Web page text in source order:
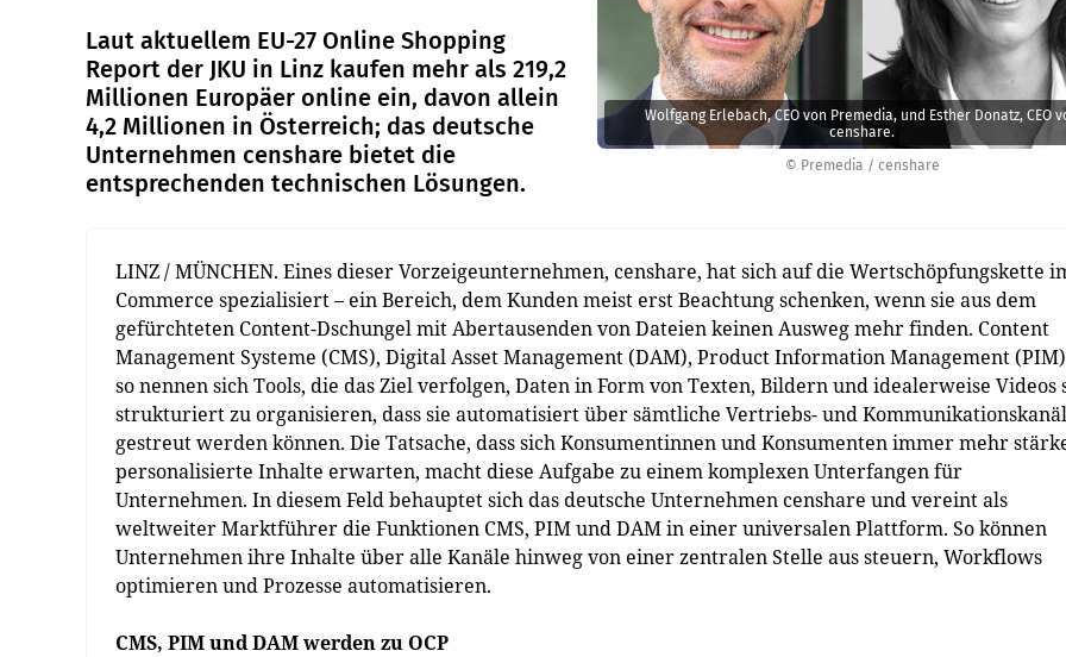
© Premedia / censhare
Wolfgang Erlebach, CEO von Premedia, und Esther Donatz, CEO
censhare.
Laut aktuellem EU-27 Online Shopping
Report der JKU in Linz kaufen mehr als 219,2
Millionen Europäer online ein, davon allein
4,2 Millionen in Österreich; das deutsche
Unternehmen censhare bietet die
entsprechenden technischen Lösungen.
LINZ / MÜNCHEN. Eines dieser Vorzeigeunternehmen, censhare, hat sich auf die Wertschöpfungskette
Commerce spezialisiert – ein Bereich, dem Kunden meist erst Beachtung schenken, wenn sie aus dem
gefürchteten Content-Dschungel mit Abertausenden von Dateien keinen Ausweg mehr finden. Content
Management Systeme (CMS), Digital Asset Management (DAM), Product Information Management
so nennen sich Tools, die das Ziel verfolgen, Daten in Form von Texten, Bildern und idealerweise Videos
strukturiert zu organisieren, dass sie automatisiert über sämtliche Vertriebs- und
gestreut werden können. Die Tatsache, dass sich Konsumentinnen und Konsumenten immer mehr
personalisierte Inhalte erwarten, macht diese Aufgabe zu einem komplexen Unterfangen für
Unternehmen. In diesem Feld behauptet sich das deutsche Unternehmen censhare und vereint als
weltweiter Marktführer die Funktionen CMS, PIM und DAM in einer universalen Plattform. So können
Unternehmen ihre Inhalte über alle Kanäle hinweg von einer zentralen Stelle aus steuern, Workflows
optimieren und Prozesse automatisieren.
CMS, PIM und DAM werden zu OCP